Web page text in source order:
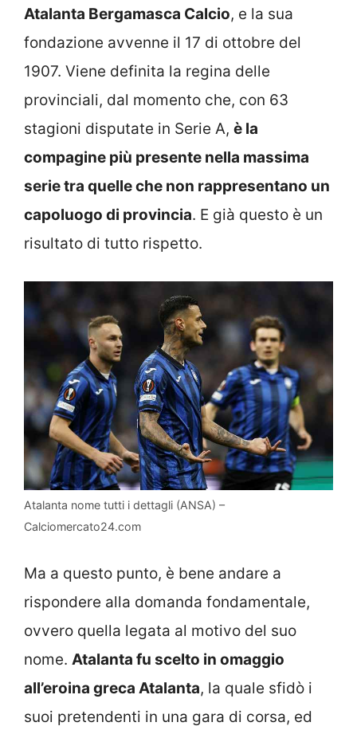
Atalanta Bergamasca Calcio, e la sua
fondazione avvenne il 17 di ottobre del
1907. Viene definita la regina delle
provinciali, dal momento che, con 63
stagioni disputate in Serie A, è la
compagine più presente nella massima
serie tra quelle che non rappresentano un
capoluogo di provincia. E già questo è un
risultato di tutto rispetto.
Atalanta nome tutti i dettagli (ANSA) –
Calciomercato24.com
Ma a questo punto, è bene andare a
rispondere alla domanda fondamentale,
ovvero quella legata al motivo del suo
nome. Atalanta fu scelto in omaggio
all’eroina greca Atalanta, la quale sfidò i
suoi pretendenti in una gara di corsa, ed